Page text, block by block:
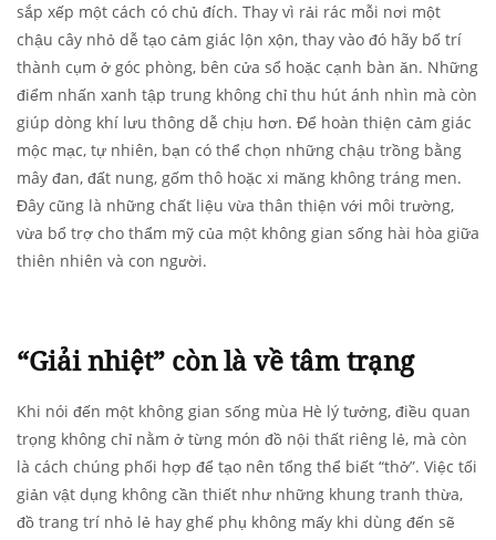
sắp xếp một cách có chủ đích. Thay vì rải rác mỗi nơi một
chậu cây nhỏ dễ tạo cảm giác lộn xộn, thay vào đó hãy bố trí
thành cụm ở góc phòng, bên cửa sổ hoặc cạnh bàn ăn. Những
điểm nhấn xanh tập trung không chỉ thu hút ánh nhìn mà còn
giúp dòng khí lưu thông dễ chịu hơn. Để hoàn thiện cảm giác
mộc mạc, tự nhiên, bạn có thể chọn những chậu trồng bằng
mây đan, đất nung, gốm thô hoặc xi măng không tráng men.
Đây cũng là những chất liệu vừa thân thiện với môi trường,
vừa bổ trợ cho thẩm mỹ của một không gian sống hài hòa giữa
thiên nhiên và con người.
“Giải nhiệt” còn là về tâm trạng
Khi nói đến một không gian sống mùa Hè lý tưởng, điều quan
trọng không chỉ nằm ở từng món đồ nội thất riêng lẻ, mà còn
là cách chúng phối hợp để tạo nên tổng thể biết “thở”. Việc tối
giản vật dụng không cần thiết như những khung tranh thừa,
đồ trang trí nhỏ lẻ hay ghế phụ không mấy khi dùng đến sẽ